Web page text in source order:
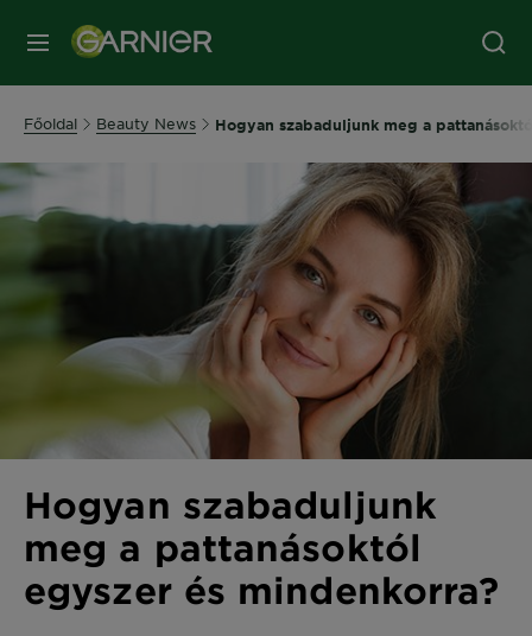
MENÜ
Főoldal Beauty News Hogyan szabaduljunk meg a
Hogyan szabaduljunk
meg a pattanásoktól
egyszer és mindenkorra?